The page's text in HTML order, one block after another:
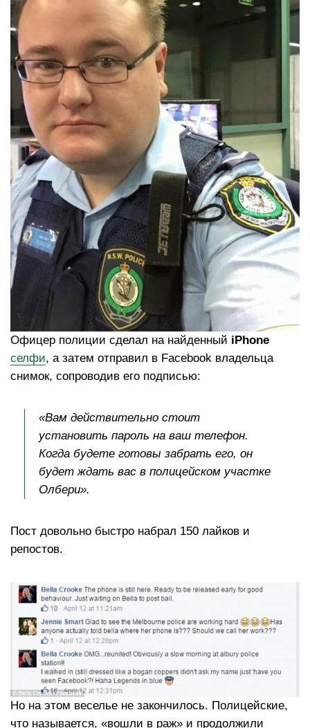
Офицер полиции сделал на найденный iPhone
селфи, а затем отправил в Facebook владельца
снимок, сопроводив его подписью:
«Вам действительно стоит
установить пароль на ваш телефон.
Когда будете готовы забрать его, он
будет ждать вас в полицейском участке
Олбери».
Пост довольно быстро набрал 150 лайков и
репостов.
Но на этом веселье не закончилось. Полицейские,
что называется, «вошли в раж» и продолжили